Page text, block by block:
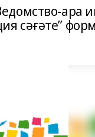
ара
сәғәте”